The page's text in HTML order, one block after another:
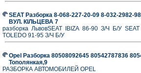
SEAT Разборка 8-068-227-20-09 8-032-2982-
ВУЛ. КІЛЬЦЕВА 7
разборка ЛьвовSEAT IBIZA 86-90 З/Ч Б/У
TOLEDO 91-95 З/Ч Б/У
Opel Разборка 80508092645 80542787836
Тополянкая,9
РАЗБОРКА АВТОМОБИЛЕЙ OPEL